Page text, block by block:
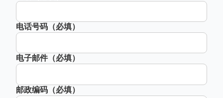
电话号码（必填）
电子邮件（必填）
邮政编码（必填）